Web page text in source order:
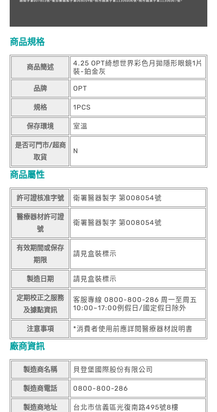
商品規格
商品簡述
4.25 OPT綺想世界彩色月拋隱形眼鏡1片
裝-鉑金灰
品牌 OPT
規格 1PCS
保存環境 室溫
是否可門市/超商
取貨
N
商品屬性
許可證核准字號 衛署醫器製字 第008054號
醫療器材許可證
號
衛署醫器製字 第008054號
有效期間或保存
期限
請見盒裝標示
製造日期 請見盒裝標示
定期校正之服務
及據點資訊
客服專線 0800-800-286 周一至周五
10:00~17:00例假日/國定假日除外
注意事項 *消費者使用前應詳閱醫療器材說明書
廠商資訊
製造商名稱 貝登堡國際股份有限公司
製造商電話 0800-800-286
製造商地址 台北市信義區光復南路495號8樓